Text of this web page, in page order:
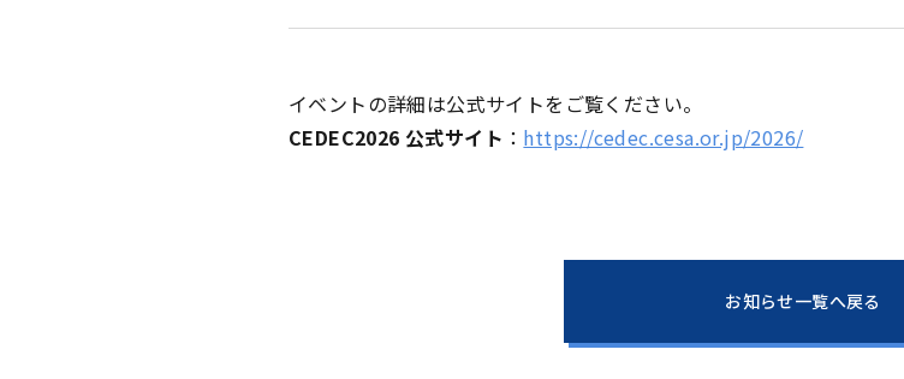
イベントの詳細は公式サイトをご覧ください。
CEDEC2026 公式サイト ： https://cedec.cesa.or.jp/2026/
お知らせ一覧へ戻る